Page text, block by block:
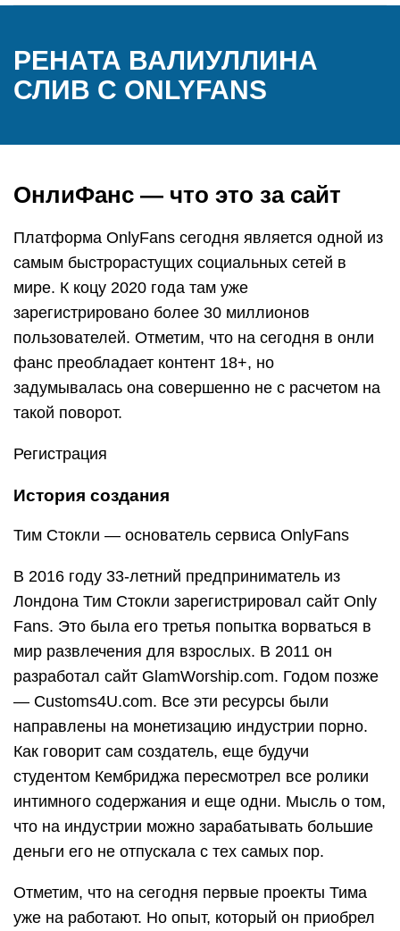
РЕНАТА ВАЛИУЛЛИНА
СЛИВ С ONLYFANS
ОнлиФанс — что это за сайт
Платформа OnlyFans сегодня является одной из
самым быстрорастущих социальных сетей в
мире. К коцу 2020 года там уже
зарегистрировано более 30 миллионов
пользователей. Отметим, что на сегодня в онли
фанс преобладает контент 18+, но
задумывалась она совершенно не с расчетом на
такой поворот.
Регистрация
История создания
Тим Стокли — основатель сервиса OnlyFans
В 2016 году 33-летний предприниматель из
Лондона Тим Стокли зарегистрировал сайт Only
Fans. Это была его третья попытка ворваться в
мир развлечения для взрослых. В 2011 он
разработал сайт GlamWorship.com. Годом позже
— Customs4U.com. Все эти ресурсы были
направлены на монетизацию индустрии порно.
Как говорит сам создатель, еще будучи
студентом Кембриджа пересмотрел все ролики
интимного содержания и еще одни. Мысль о том,
что на индустрии можно зарабатывать большие
деньги его не отпускала с тех самых пор.
Отметим, что на сегодня первые проекты Тима
уже на работают. Но опыт, который он приобрел